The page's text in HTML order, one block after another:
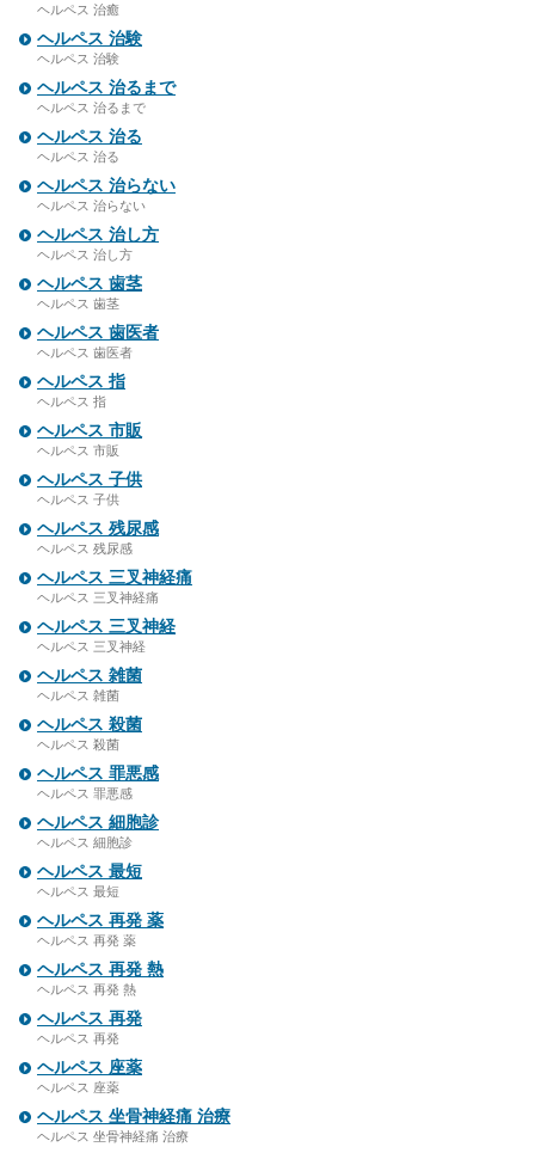
ヘルペス 治癒
ヘルペス 治験
ヘルペス 治験
ヘルペス 治るまで
ヘルペス 治るまで
ヘルペス 治る
ヘルペス 治る
ヘルペス 治らない
ヘルペス 治らない
ヘルペス 治し方
ヘルペス 治し方
ヘルペス 歯茎
ヘルペス 歯茎
ヘルペス 歯医者
ヘルペス 歯医者
ヘルペス 指
ヘルペス 指
ヘルペス 市販
ヘルペス 市販
ヘルペス 子供
ヘルペス 子供
ヘルペス 残尿感
ヘルペス 残尿感
ヘルペス 三叉神経痛
ヘルペス 三叉神経痛
ヘルペス 三叉神経
ヘルペス 三叉神経
ヘルペス 雑菌
ヘルペス 雑菌
ヘルペス 殺菌
ヘルペス 殺菌
ヘルペス 罪悪感
ヘルペス 罪悪感
ヘルペス 細胞診
ヘルペス 細胞診
ヘルペス 最短
ヘルペス 最短
ヘルペス 再発 薬
ヘルペス 再発 薬
ヘルペス 再発 熱
ヘルペス 再発 熱
ヘルペス 再発
ヘルペス 再発
ヘルペス 座薬
ヘルペス 座薬
ヘルペス 坐骨神経痛 治療
ヘルペス 坐骨神経痛 治療